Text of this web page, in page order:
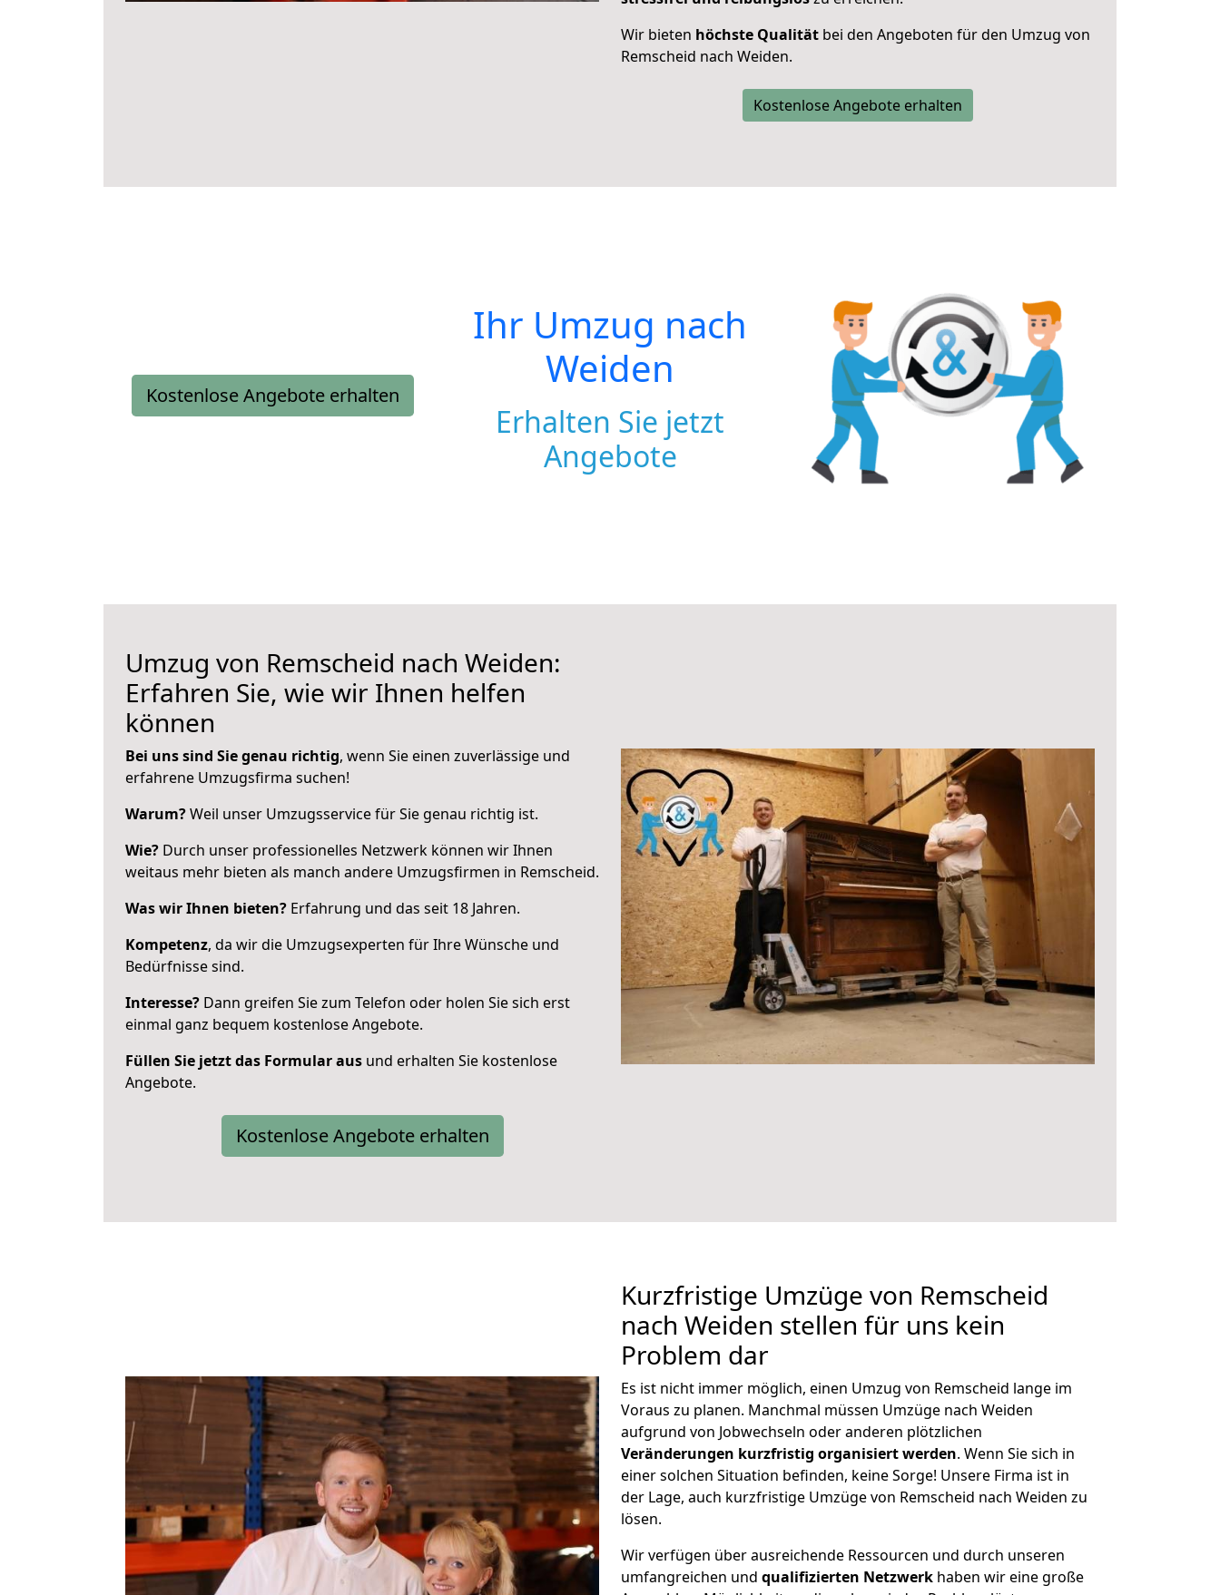
Wir bieten höchste Qualität bei den Angeboten für den Umzug von
Remscheid nach Weiden.
Kostenlose Angebote erhalten
Kostenlose Angebote erhalten
Ihr Umzug nach
Weiden
Erhalten Sie jetzt
Angebote
Umzug von Remscheid nach Weiden:
Erfahren Sie, wie wir Ihnen helfen
können
Bei uns sind Sie genau richtig, wenn Sie einen zuverlässige und
erfahrene Umzugsfirma suchen!
Warum?Weil unser Umzugsservice für Sie genau richtig ist.
Wie? Durch unser professionelles Netzwerk können wir Ihnen
weitaus mehr bieten als manch andere Umzugsfirmen in Remscheid.
Was wir Ihnen bieten? Erfahrung und das seit 18 Jahren.
Kompetenz, da wir die Umzugsexperten für Ihre Wünsche und
Bedürfnisse sind.
Interesse? Dann greifen Sie zum Telefon oder holen Sie sich erst
einmal ganz bequem kostenlose Angebote.
Füllen Sie jetzt das Formular aus und erhalten Sie kostenlose
Angebote.
Kostenlose Angebote erhalten
Kurzfristige Umzüge von Remscheid
nach Weiden stellen für uns kein
Problem dar
Es ist nicht immer möglich, einen Umzug von Remscheid lange im
Voraus zu planen. Manchmal müssen Umzüge nach Weiden
aufgrund von Jobwechseln oder anderen plötzlichen
Veränderungen kurzfristig organisiert werden. Wenn Sie sich in
einer solchen Situation befinden, keine Sorge! Unsere Firma ist in
der Lage, auch kurzfristige Umzüge von Remscheid nach Weiden zu
lösen.
Wir verfügen über ausreichende Ressourcen und durch unseren
umfangreichen und qualifizierten Netzwerk haben wir eine große